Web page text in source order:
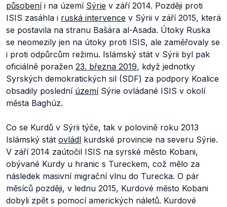
působeníi na území Sýrie v září 2014. Později proti
ISIS zasáhla i ruská intervence v Sýrii v září 2015, která
se postavila na stranu Bašára al-Asada. Útoky Ruska
se neomezily jen na útoky proti ISIS, ale zaměřovaly se
i proti odpůrcům režimu. Islámský stát v Sýrii byl pak
oficiálně poražen 23. března 2019, když jednotky
Syrských demokratických sil (SDF) za podpory Koalice
obsadily poslední územíSýrie ovládané ISIS v okolí
města Baghúz.
Co se Kurdů v Sýrii týče, tak v polovině roku 2013
Islámský stát ovládl kurdské provincie na severu Sýrie.
V září 2014 zaútočil ISIS na syrské město Kobani,
obývané Kurdy u hranic s Tureckem, což mělo za
následek masivní migrační vlnu do Turecka. O pár
měsíců později, v lednu 2015, Kurdové město Kobani
dobyli zpět s pomocí amerických náletů. Kurdové